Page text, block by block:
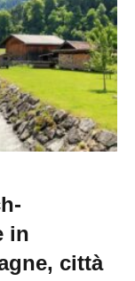
in
città